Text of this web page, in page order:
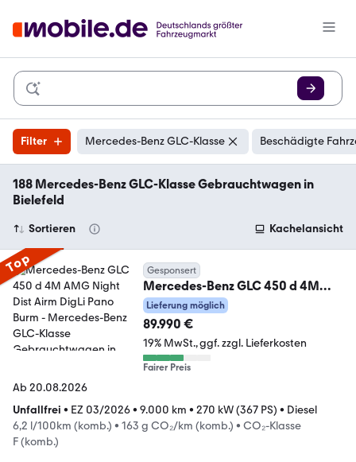
Filter Mercedes-Benz GLC-Klasse Beschädigte
188 Mercedes-Benz GLC-Klasse Gebrauchtwagen in
Bielefeld
Sortieren Kachelansicht
Top Gesponsert
Mercedes-Benz GLC 450 d 4M
AMG Night Dist Airm DigLi Pano
Burm
Lieferung möglich
89.990 €
19% MwSt. ggf. zzgl. Lieferkosten
Fairer Preis
Ab 20.08.2026
Unfallfrei • EZ 03/2026• 9.000 km • 270 kW (367 PS) • Diesel
6,2 l/100km (komb.) • 163 g CO₂/km (komb.) • CO₂-Klasse
F (komb.)